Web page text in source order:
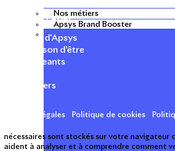
Nos métiers
Apsys Brand Booster
APSYS EN BREF
À propos d'Apsys
Notre raison d’être
Nos dirigeants
Nos métiers
Mentions légales Politique de cookies
nécessaires sont stockés sur votre
aident à analyser et à comprendre comment